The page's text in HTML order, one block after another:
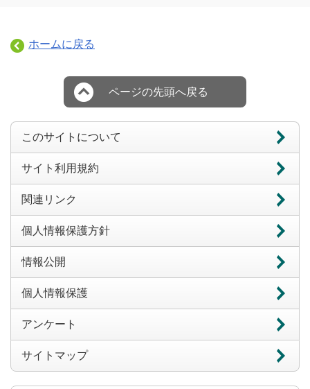
ホームに戻る
ページの先頭へ戻る
このサイトについて
サイト利用規約
関連リンク
個人情報保護方針
情報公開
個人情報保護
アンケート
サイトマップ